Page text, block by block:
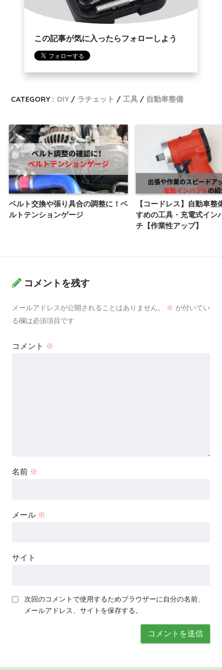
この記事が気に入ったらフォローしよう
CATEGORY : DIY ラチェット 工具 自動車整備
ベルト交換や張り具合の調整に！ベ
ルトテンションゲージ
【コードレス】自動車整
すめの工具・充電式イン
チ【作業性アップ】
コメントを残す
メールアドレスが公開されることはありません。 ※ が付いてい
る欄は必須項目です
コメント ※
名前 ※
メール ※
サイト
次回のコメントで使用するためブラウザーに自分の名前、
メールアドレス、サイトを保存する。